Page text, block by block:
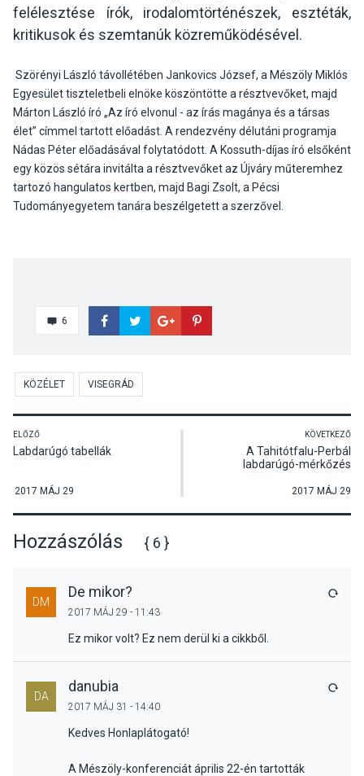
felélesztése írók, irodalomtörténészek, esztéták,
kritikusok és szemtanúk közreműködésével.
Szörényi László távollétében Jankovics József, a Mészöly Miklós
Egyesület tiszteletbeli elnöke köszöntötte a résztvevőket, majd
Márton László író „Az író elvonul - az írás magánya és a társas
élet” címmel tartott előadást. A rendezvény délutáni programja
Nádas Péter előadásával folytatódott. A Kossuth-díjas író elsőként
egy közös sétára invitálta a résztvevőket az Újváry műteremhez
tartozó hangulatos kertben, majd Bagi Zsolt, a Pécsi
Tudományegyetem tanára beszélgetett a szerzővel.
6
KÖZÉLET VISEGRÁD
ELŐZŐ
Labdarúgó tabellák
2017 MÁJ 29
KÖVETKEZŐ
A Tahitótfalu-Perbál
labdarúgó-mérkőzés
2017 MÁJ 29
Hozzászólás { 6 }
DM
De mikor?
2017 MÁJ 29 - 11:43
Ez mikor volt? Ez nem derül ki a cikkből.
DA
danubia
2017 MÁJ 31 - 14:40
Kedves Honlaplátogató!
A Mészöly-konferenciát április 22-én tartották